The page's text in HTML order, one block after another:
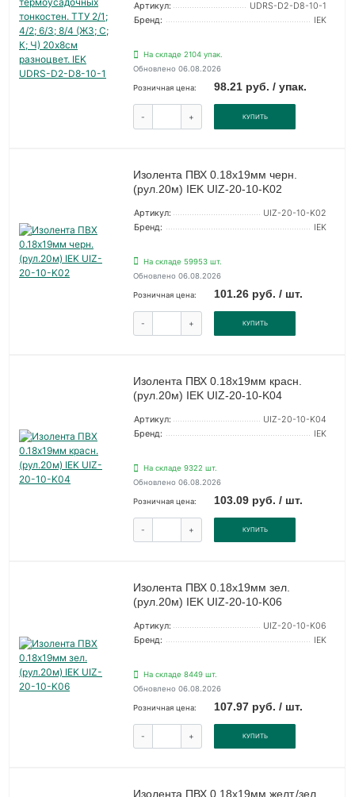
Артикул:
UDRS-D2-D8-10-1
Бренд:
IEK
На складе 2104 упак.
Обновлено 06.08.2026
Розничная цена: 98.21 руб. / упак.
- + КУПИТЬ
Изолента ПВХ 0.18х19мм черн.
(рул.20м) IEK UIZ-20-10-K02
Артикул:
UIZ-20-10-K02
Бренд:
IEK
На складе 59953 шт.
Обновлено 06.08.2026
Розничная цена: 101.26 руб. / шт.
- + КУПИТЬ
Изолента ПВХ 0.18х19мм красн.
(рул.20м) IEK UIZ-20-10-K04
Артикул:
UIZ-20-10-K04
Бренд:
IEK
На складе 9322 шт.
Обновлено 06.08.2026
Розничная цена: 103.09 руб. / шт.
- + КУПИТЬ
Изолента ПВХ 0.18х19мм зел.
(рул.20м) IEK UIZ-20-10-K06
Артикул:
UIZ-20-10-K06
Бренд:
IEK
На складе 8449 шт.
Обновлено 06.08.2026
Розничная цена: 107.97 руб. / шт.
- + КУПИТЬ
Изолента ПВХ 0.18х19мм желт./зел.